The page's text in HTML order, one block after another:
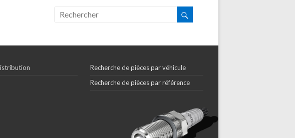
Recherche de pièces par véhicule
Recherche de pièces par référence